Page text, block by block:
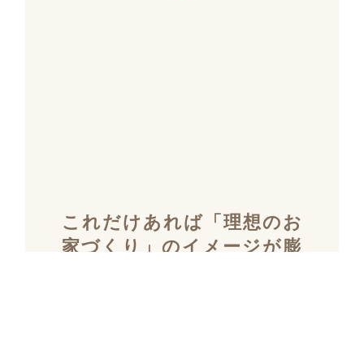
これだけあれば「理想のお
家づくり」のイメージが膨